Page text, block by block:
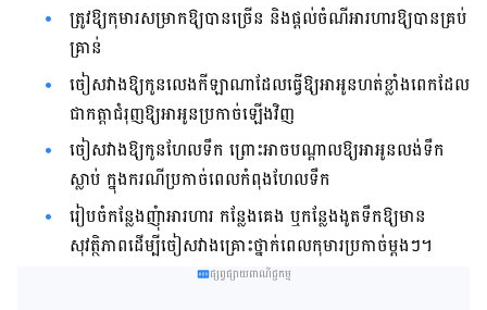
ត្រូវឱ្យកុមារសម្រាកឱ្យបានច្រើន និងផ្តល់ចំណីអារហារឱ្យបានគ្រប់
គ្រាន់
ចៀសវាងឱ្យកូនលេងកីឡាណាដែលធ្វើឱ្យអាអូនហត់ខ្លាំងពេកដែល
ជាកត្តាជំរុញឱ្យអាអូនប្រកាច់ឡើងវិញ
ចៀសវាងឱ្យកូនហែលទឹក ព្រោះអាចបណ្តាលឱ្យអាអូនលង់ទឹក
ស្លាប់ ក្នុងករណី​ប្រកាច់​ពេល​​កំពុង​ហែលទឹក
រៀបចំកន្លែងញុំាអារហារ កន្លែងគេង ឬកន្លែងងូតទឹកឱ្យមាន
សុវត្ថិភាព​ដើម្បីចៀសវាង​គ្រោះថ្នាក់​ពេល​កុមារប្រកាច់ម្តងៗ។
ផ្សព្វផ្សាយពាណិជ្ជកម្ម